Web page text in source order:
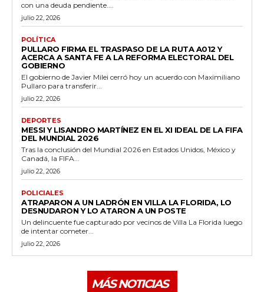
con una deuda pendiente....
julio 22, 2026
POLÍTICA
PULLARO FIRMA EL TRASPASO DE LA RUTA A012 Y
ACERCA A SANTA FE A LA REFORMA ELECTORAL DEL
GOBIERNO
El gobierno de Javier Milei cerró hoy un acuerdo con Maximiliano
Pullaro para transferir...
julio 22, 2026
DEPORTES
MESSI Y LISANDRO MARTÍNEZ EN EL XI IDEAL DE LA FIFA
DEL MUNDIAL 2026
Tras la conclusión del Mundial 2026 en Estados Unidos, México y
Canadá, la FIFA...
julio 22, 2026
POLICIALES
ATRAPARON A UN LADRÓN EN VILLA LA FLORIDA, LO
DESNUDARON Y LO ATARON A UN POSTE
Un delincuente fue capturado por vecinos de Villa La Florida luego
de intentar cometer...
julio 22, 2026
MÁS NOTICIAS